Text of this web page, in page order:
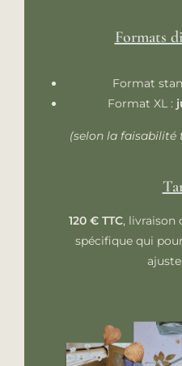
Formats
Format
Format XL :
(selon la
120 € TTC, livraison
spécifique qui